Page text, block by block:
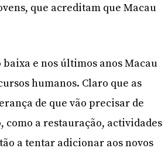
que acreditam que Macau
e nos últimos anos Macau
humanos. Claro que as
de que vão precisar de
como a restauração, actividades
a tentar adicionar aos novos